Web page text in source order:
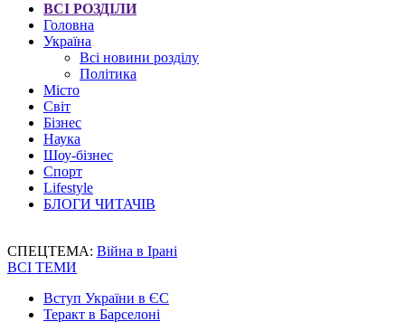
ВСІ РОЗДІЛИ
Головна
Україна
Всі новини розділу
Політика
Місто
Світ
Бізнес
Наука
Шоу-бізнес
Спорт
Lifestyle
БЛОГИ ЧИТАЧІВ
СПЕЦТЕМА: Війна в Ірані
ВСІ ТЕМИ
Вступ України в ЄС
Теракт в Барселоні